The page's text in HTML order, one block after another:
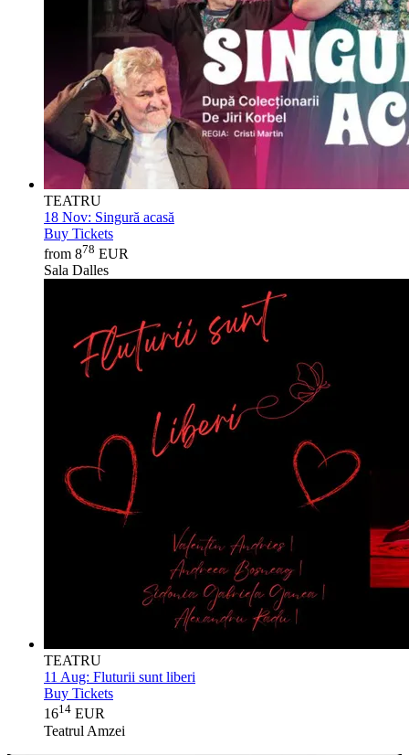
TEATRU
18 Nov: Singură acasă
Buy Tickets
from 878 EUR
Sala Dalles
TEATRU
11 Aug: Fluturii sunt liberi
Buy Tickets
1614 EUR
Teatrul Amzei